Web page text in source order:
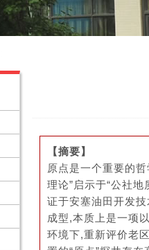
【摘要】
原点是一个重要的
理论”启示于“公社
证于安塞油田开发
成型,本质上是一项
环境下,重新评价老